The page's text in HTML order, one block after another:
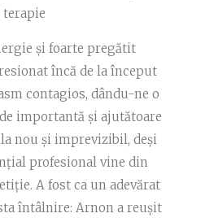
și foarte pregătit
încă de la început
contagios, dându-ne o
importantă și ajutătoare
nou și imprevizibil, deși
profesional vine din
A fost ca un adevărat
întâlnire: Arnon a reușit